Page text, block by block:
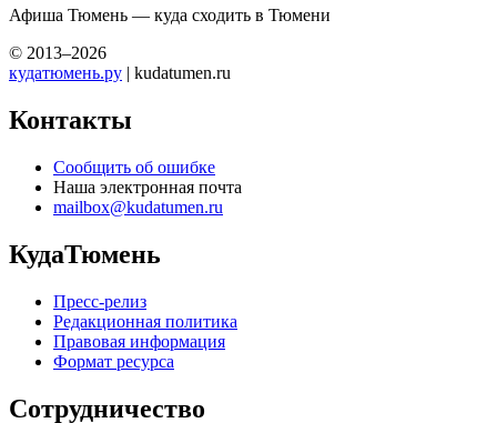
Афиша Тюмень — куда сходить в Тюмени
© 2013–2026
кудатюмень.ру | kudatumen.ru
Контакты
Сообщить об ошибке
Наша электронная почта
mailbox@kudatumen.ru
КудаТюмень
Пресс-релиз
Редакционная политика
Правовая информация
Формат ресурса
Сотрудничество